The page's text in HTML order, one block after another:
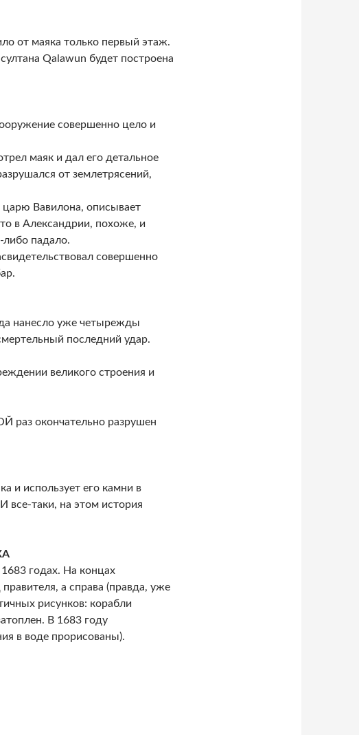
от маяка только первый этаж.
Qalawun будет построена
совершенно цело и
маяк и дал его детальное
от землетрясений,
Вавилона, описывает
в Александрии, похоже, и
либо падало.
совершенно
нанесло уже четырежды
последний удар.
великого строения и
раз окончательно разрушен
и использует его камни в
все-таки, на этом история
годах. На концах
а справа (правда, уже
рисунков: корабли
В 1683 году
в воде прорисованы).